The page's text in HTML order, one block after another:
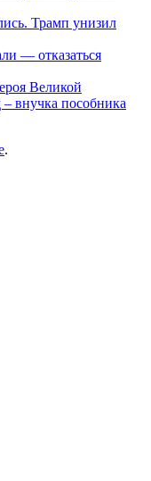
Трамп унизил
— отказаться
Великой
внучка пособника
.